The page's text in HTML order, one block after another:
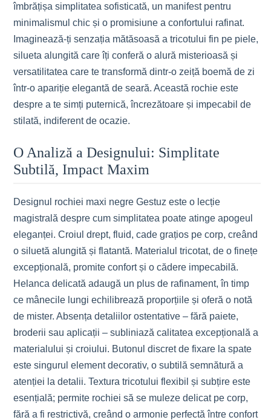
îmbrățișa simplitatea sofisticată, un manifest pentru
minimalismul chic și o promisiune a confortului rafinat.
Imaginează-ți senzația mătăsoasă a tricotului fin pe piele,
silueta alungită care îți conferă o alură misterioasă și
versatilitatea care te transformă dintr-o zeiță boemă de zi
într-o apariție elegantă de seară. Această rochie este
despre a te simți puternică, încrezătoare și impecabil de
stilată, indiferent de ocazie.
O Analiză a Designului: Simplitate
Subtilă, Impact Maxim
Designul rochiei maxi negre Gestuz este o lecție
magistrală despre cum simplitatea poate atinge apogeul
eleganței. Croiul drept, fluid, cade grațios pe corp, creând
o siluetă alungită și flatantă. Materialul tricotat, de o finețe
excepțională, promite confort și o cădere impecabilă.
Helanca delicată adaugă un plus de rafinament, în timp
ce mânecile lungi echilibrează proporțiile și oferă o notă
de mister. Absența detaliilor ostentative – fără paiete,
broderii sau aplicații – subliniază calitatea excepțională a
materialului și croiului. Butonul discret de fixare la spate
este singurul element decorativ, o subtilă semnătură a
atenției la detalii. Textura tricotului flexibil și subțire este
esențială; permite rochiei să se muleze delicat pe corp,
fără a fi restrictivă, creând o armonie perfectă între confort